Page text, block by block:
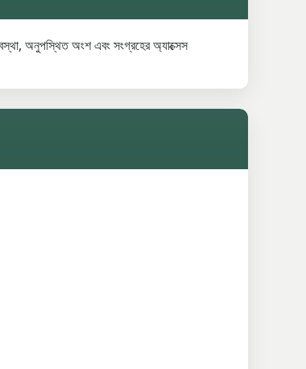
অনুপস্থিত অংশ এবং সংগ্রহের অ্যাক্সেস